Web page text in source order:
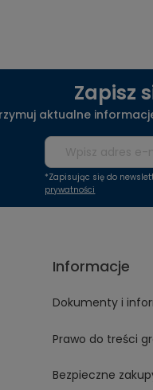
Zapisz
aktualne
*Zapisując się do
prywatności
Informacje
Dokumenty i
Prawo do treści
Bezpieczne